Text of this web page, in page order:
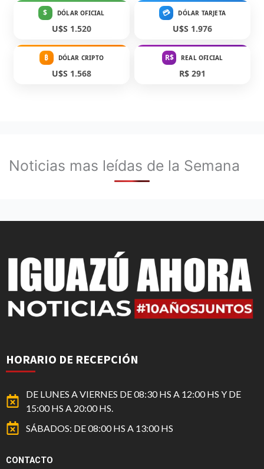
$ DÓLAR OFICIAL
U$S 1.520
💳 DÓLAR TARJETA
U$S 1.976
₿ DÓLAR CRIPTO
U$S 1.568
R$ REAL OFICIAL
R$ 291
Noticias mas leídas de la Semana
HORARIO DE RECEPCIÓN
DE LUNES A VIERNES DE 08:30 HS A 12:00 HS Y DE
15:00 HS A 20:00 HS.
SÁBADOS: DE 08:00 HS A 13:00 HS
CONTACTO